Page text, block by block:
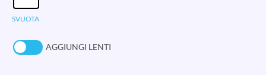
SVUOTA
AGGIUNGI LENTI